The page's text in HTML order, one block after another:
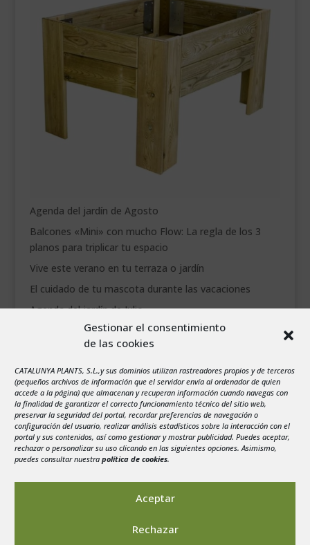
Gestionar el consentimiento
de las cookies
CATALUNYA PLANTS, S.L.,y sus dominios utilizan rastreadores propios y de terceros
(pequeños archivos de información que el servidor envía al ordenador de quien
accede a la página) que almacenan y recuperan información cuando navegas con
la finalidad de garantizar el correcto funcionamiento técnico del sitio web,
preservar la seguridad del portal, recordar preferencias de navegación o
configuración del usuario, realizar análisis estadísticos sobre la interacción con el
portal y sus contenidos, así como gestionar y mostrar publicidad. Puedes aceptar,
rechazar o personalizar su uso clicando en las siguientes opciones. Asimismo,
puedes consultar nuestra política de cookies.
Aceptar
Rechazar
Agenda del jardín de Agosto
Balcones «Mini» con mucho Flow: La regla de los 3
planos para triplicar tu espacio
Vive este verano en tu terraza o jardín
El cuidado de tu mascota durante las vacaciones
Agenda del jardín de Julio
agosto 2026
1
2
3
4 5 6 7 8
9
10
11 12 13 14 15
16
17
18 19 20 21 22
23
24
25 26 27